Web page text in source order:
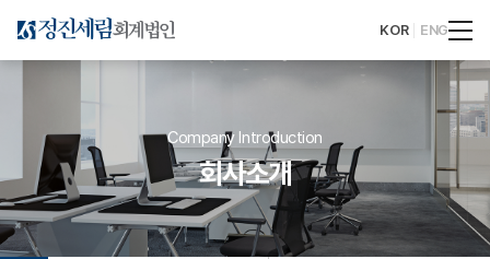
KOR ENG
Company Introduction
회사소개